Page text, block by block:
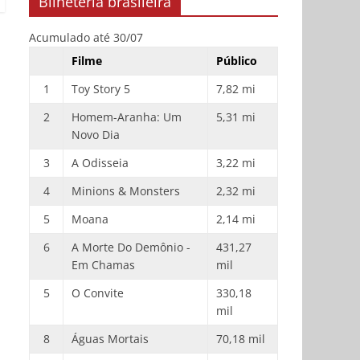
Acumulado até 30/07
Filme
Público
1
Toy Story 5
7,82 mi
2
Homem-Aranha: Um
Novo Dia
5,31 mi
3 A Odisseia
3,22 mi
4
Minions & Monsters
2,32 mi
5
Moana
2,14 mi
6
A Morte Do Demônio -
Em Chamas
431,27
mil
5
O Convite
330,18
mil
8
Águas Mortais
70,18 mil